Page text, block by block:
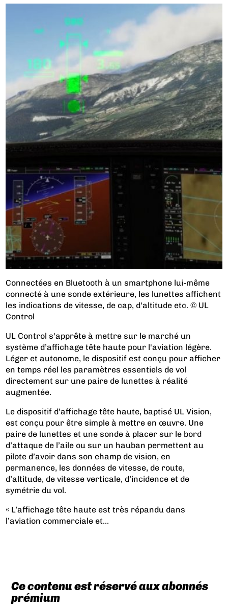
Connectées en Bluetooth à un smartphone lui-même
connecté à une sonde extérieure, les lunettes affichent
les indications de vitesse, de cap, d'altitude etc. © UL
Control
UL Control s'apprête à mettre sur le marché un
système d’affichage tête haute pour l'aviation légère.
Léger et autonome, le dispositif est conçu pour afficher
en temps réel les paramètres essentiels de vol
directement sur une paire de lunettes à réalité
augmentée.
Le dispositif d’affichage tête haute, baptisé UL Vision,
est conçu pour être simple à mettre en œuvre. Une
paire de lunettes et une sonde à placer sur le bord
d’attaque de l’aile ou sur un hauban permettent au
pilote d’avoir dans son champ de vision, en
permanence, les données de vitesse, de route,
d’altitude, de vitesse verticale, d’incidence et de
symétrie du vol.
« L’affichage tête haute est très répandu dans
l’aviation commerciale et...
Ce contenu est réservé aux abonnés
prémium